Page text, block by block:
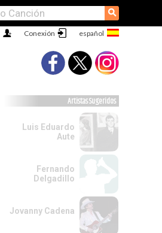
⚲
Conexión
Artistas Sugeridos
Luis Eduardo
Aute
Fernando
Delgadillo
Jovanny Cadena